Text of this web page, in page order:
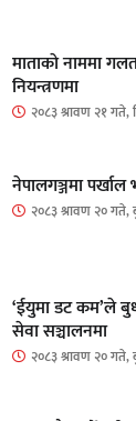
माताकाे नाममा गलत
नियन्त्रणमा
२०८३ श्रावण २१ गते,
नेपालगञ्जमा
२०८३ श्रावण २० गते,
‘ईयुमा डट कम’ले
सेवा सञ्चालनमा
२०८३ श्रावण २० गते,